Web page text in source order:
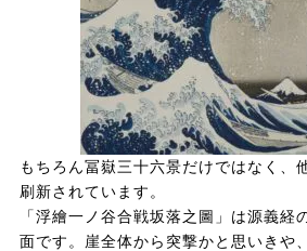
もちろん冨嶽三十六景だけではなく、
刷新されています。
「浮繪一ノ谷合戦坂落之圖」は源義経
面です。崖全体から突撃かと思いきや